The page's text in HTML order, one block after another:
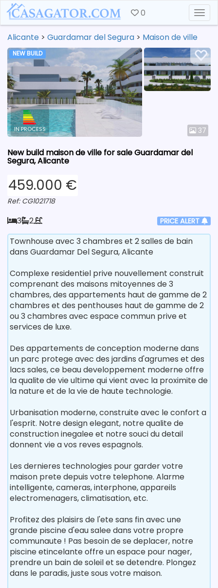
0
Alicante > Guardamar del Segura > Maison de ville
37
NEW BUILD
IN PROCESS
New build maison de ville for sale Guardamar del
Segura, Alicante
459.000 €
Ref: CG1021718
3 2 PRICE ALERT
Townhouse avec 3 chambres et 2 salles de bain
dans Guardamar Del Segura, Alicante
Complexe residentiel prive nouvellement construit
comprenant des maisons mitoyennes de 3
chambres, des appartements haut de gamme de 2
chambres et des penthouses haut de gamme de 2
ou 3 chambres avec espace commun prive et
services de luxe.
Des appartements de conception moderne dans
un parc protege avec des jardins d'agrumes et des
lacs sales, ce beau developpement moderne offre
la qualite de vie ultime qui vient avec la proximite de
la nature et de la vie de haute technologie.
Urbanisation moderne, construite avec le confort a
l'esprit. Notre design elegant, notre qualite de
construction inegalee et notre souci du detail
donnent vie a vos reves espagnols.
Les dernieres technologies pour garder votre
maison prete depuis votre telephone. Alarme
intelligente, cameras, interphone, appareils
electromenagers, climatisation, etc.
Profitez des plaisirs de l'ete sans fin avec une
grande piscine d'eau salee dans votre propre
communaute ! Pas besoin de se deplacer, notre
piscine etincelante offre un espace pour nager,
prendre un bain de soleil et se detendre. Plongez
dans le paradis, juste sous votre maison.